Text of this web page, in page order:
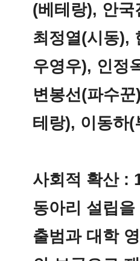
(베테랑), 안
최정열(시동),
우영우), 인정
변봉선(파수
테랑), 이동하
사회적 확산 :
동아리 설립
출범과 대학